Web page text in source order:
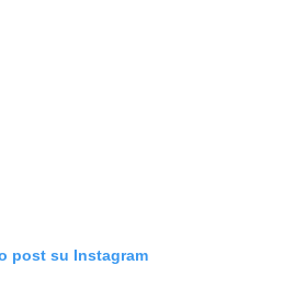
post su Instagram